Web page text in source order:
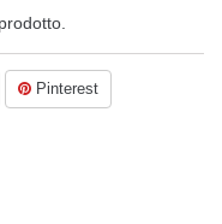
Pinterest